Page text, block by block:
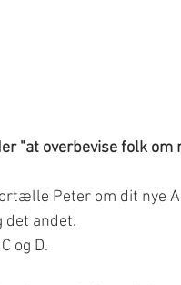
"at overbevise folk om
Peter om dit nye
det andet.
og D.